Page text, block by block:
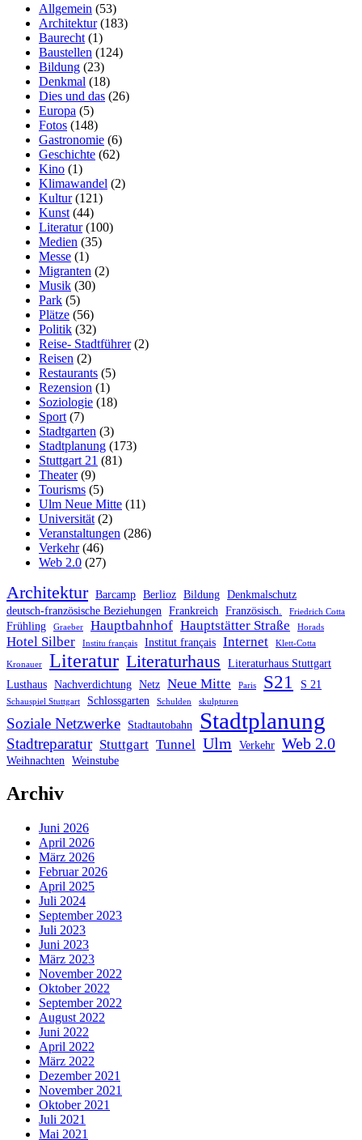
Allgemein (53)
Architektur(183)
Baurecht (1)
Baustellen (124)
Bildung (23)
Denkmal (18)
Dies und das (26)
Europa (5)
Fotos (148)
Gastronomie (6)
Geschichte (62)
Kino (1)
Klimawandel (2)
Kultur(121)
Kunst (44)
Literatur(100)
Medien (35)
Messe (1)
Migranten (2)
Musik (30)
Park (5)
Plätze (56)
Politik (32)
Reise- Stadtführer(2)
Reisen (2)
Restaurants (5)
Rezension (1)
Soziologie (18)
Sport (7)
Stadtgarten (3)
Stadtplanung (173)
Stuttgart 21 (81)
Theater(9)
Tourisms (5)
Ulm Neue Mitte (11)
Universität (2)
Veranstaltungen (286)
Verkehr(46)
Web 2.0 (27)
Architektur Barcamp Berlioz Bildung Denkmalschutz
deutsch-französische Beziehungen
Frankreich Französisch. Friedrich Cotta
Frühling Graeber Hauptbahnhof Hauptstätter Straße Horads
Hotel Silber Institu français Institut français Internet Klett-Cotta
Kronauer Literatur Literaturhaus
Literaturhaus Stuttgart
Lusthaus Nachverdichtung Netz Neue Mitte Paris S21 S 21
Schauspiel Stuttgart Schlossgarten Schulden skulpturen
Soziale Netzwerke Stadtautobahn Stadtplanung
Stadtreparatur Stuttgart Tunnel Ulm Verkehr Web 2.0
Weihnachten Weinstube
Archiv
Juni 2026
April 2026
März 2026
Februar 2026
April 2025
Juli 2024
September 2023
Juli 2023
Juni 2023
März 2023
November 2022
Oktober 2022
September 2022
August 2022
Juni 2022
April 2022
März 2022
Dezember 2021
November 2021
Oktober 2021
Juli 2021
Mai 2021